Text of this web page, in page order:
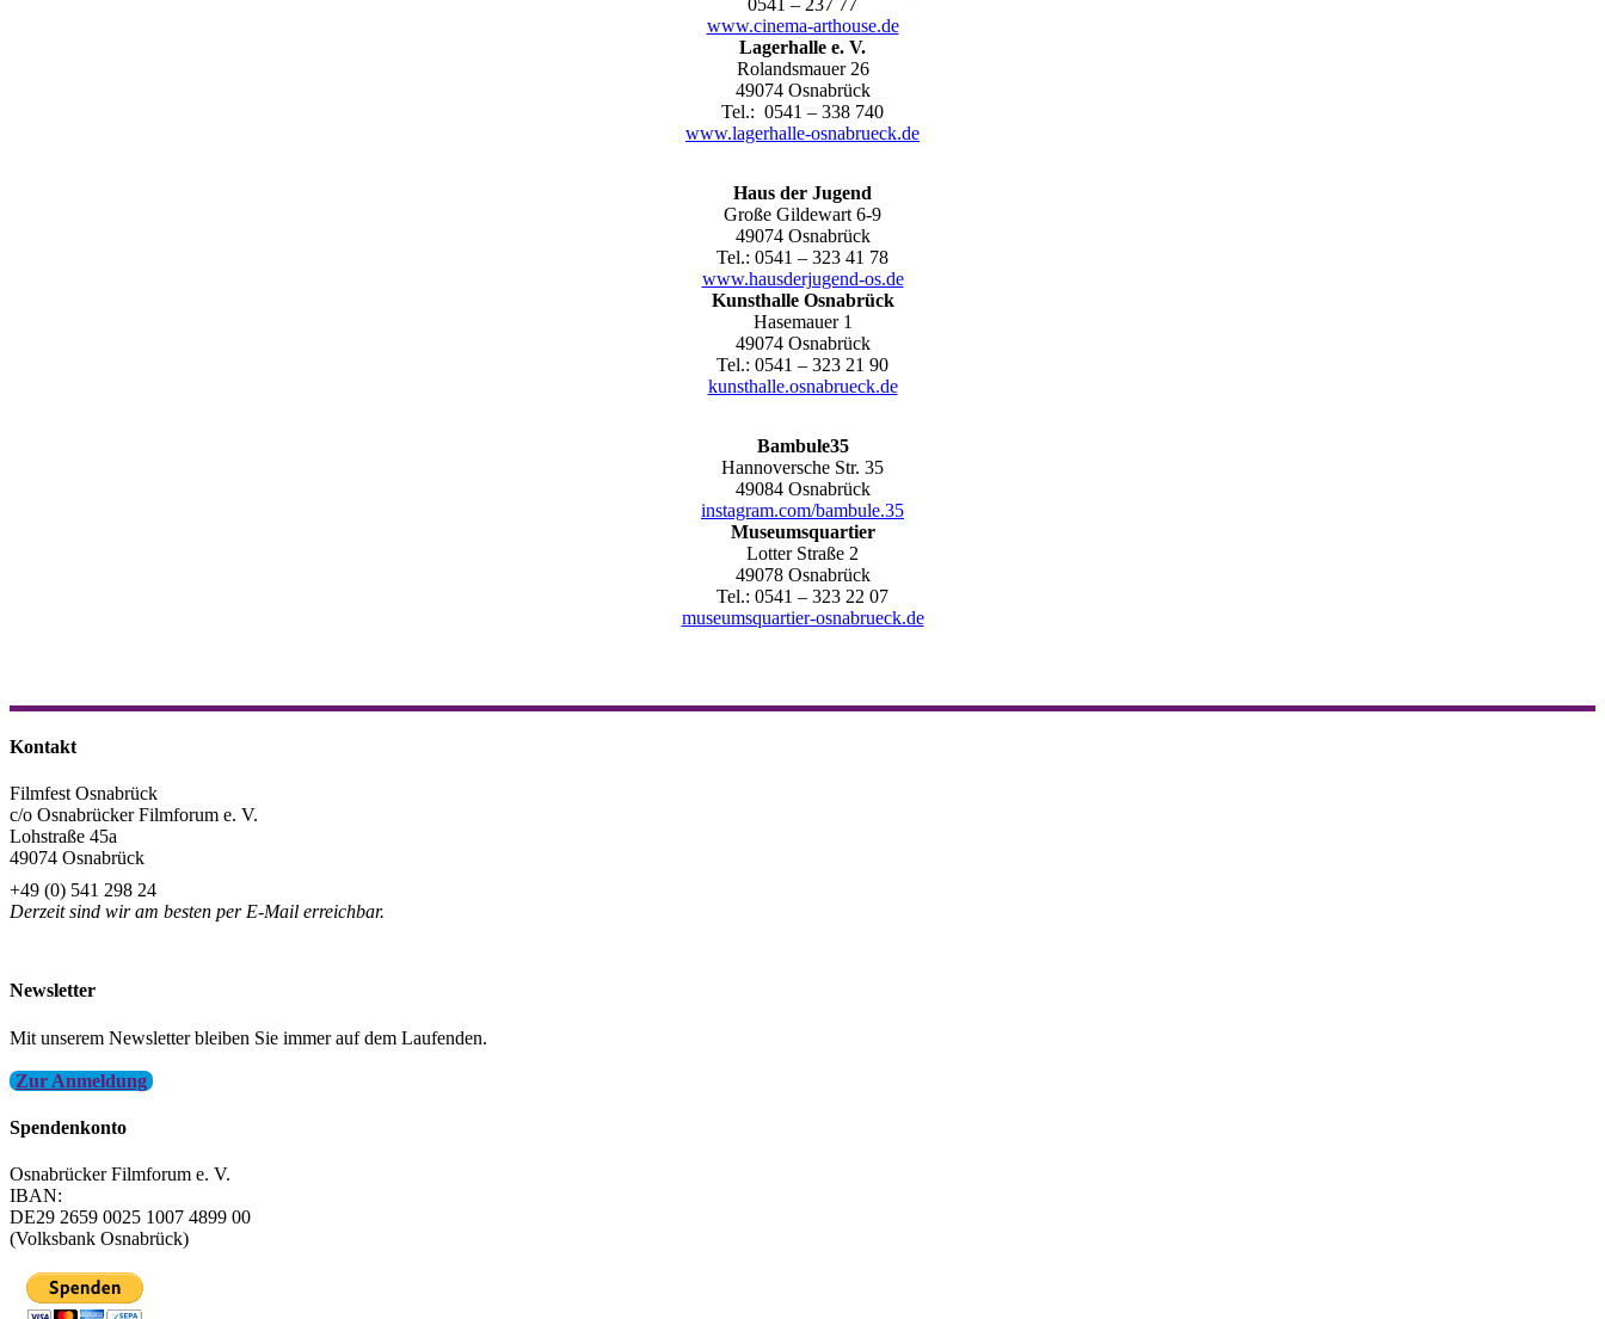
www.cinema-arthouse.de
Lagerhalle e. V.
Rolandsmauer 26
49074 Osnabrück
Tel.: 0541 – 338 740
www.lagerhalle-osnabrueck.de
Haus der Jugend
Große Gildewart 6-9
49074 Osnabrück
Tel.: 0541 – 323 41 78
www.hausderjugend-os.de
Kunsthalle Osnabrück
Hasemauer 1
49074 Osnabrück
Tel.: 0541 – 323 21 90
kunsthalle.osnabrueck.de
Bambule35
Hannoversche Str. 35
49084 Osnabrück
instagram.com/bambule.35
Museumsquartier
Lotter Straße 2
49078 Osnabrück
Tel.: 0541 – 323 22 07
museumsquartier-osnabrueck.de
Kontakt
Filmfest Osnabrück
c/o Osnabrücker Filmforum e. V.
Lohstraße 45a
49074 Osnabrück
+49 (0) 541 298 24
Derzeit sind wir am besten per E-Mail erreichbar.
Newsletter
Mit unserem Newsletter bleiben Sie immer auf dem Laufenden.
Zur Anmeldung
Spendenkonto
Osnabrücker Filmforum e. V.
IBAN:
DE29 2659 0025 1007 4899 00
(Volksbank Osnabrück)